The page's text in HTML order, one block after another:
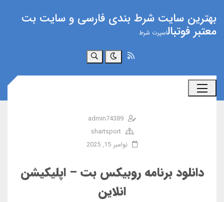
بهترین سایت شرط بندی فارسی و سایت بت
معتبر فوتبالاسپرت شرط
جستجو
admin74389
shartsport
نوامبر 15, 2025
دانلود برنامه روبیکس بت – اپلیکیشن
انلاین